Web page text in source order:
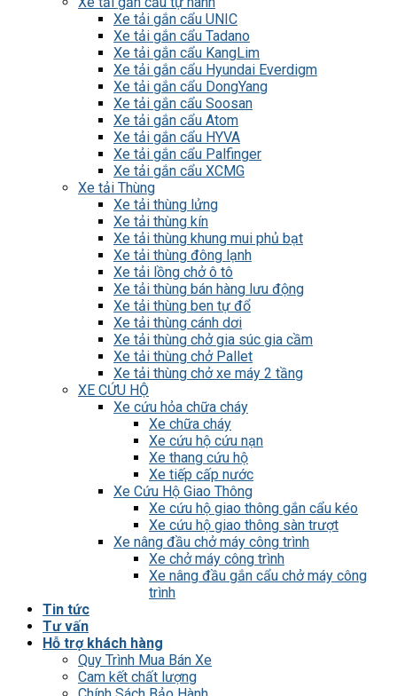
Xe tải gắn cẩu UNIC
Xe tải gắn cẩu Tadano
Xe tải gắn cẩu KangLim
Xe tải gắn cẩu Hyundai Everdigm
Xe tải gắn cẩu DongYang
Xe tải gắn cẩu Soosan
Xe tải gắn cẩu Atom
Xe tải gắn cẩu HYVA
Xe tải gắn cẩu Palfinger
Xe tải gắn cẩu XCMG
Xe tải Thùng
Xe tải thùng lửng
Xe tải thùng kín
Xe tải thùng khung mui phủ bạt
Xe tải thùng đông lạnh
Xe tải lồng chở ô tô
Xe tải thùng bán hàng lưu động
Xe tải thùng ben tự đổ
Xe tải thùng cánh dơi
Xe tải thùng chở gia súc gia cầm
Xe tải thùng chở Pallet
Xe tải thùng chở xe máy 2 tầng
XE CỨU HỘ
Xe cứu hỏa chữa cháy
Xe chữa cháy
Xe cứu hộ cứu nạn
Xe thang cứu hộ
Xe tiếp cấp nước
Xe Cứu Hộ Giao Thông
Xe cứu hộ giao thông gắn cẩu kéo
Xe cứu hộ giao thông sàn trượt
Xe nâng đầu chở máy công trình
Xe chở máy công trình
Xe nâng đầu gắn cẩu chở máy công
trình
Tin tức
Tư vấn
Hỗ trợ khách hàng
Quy Trình Mua Bán Xe
Cam kết chất lượng